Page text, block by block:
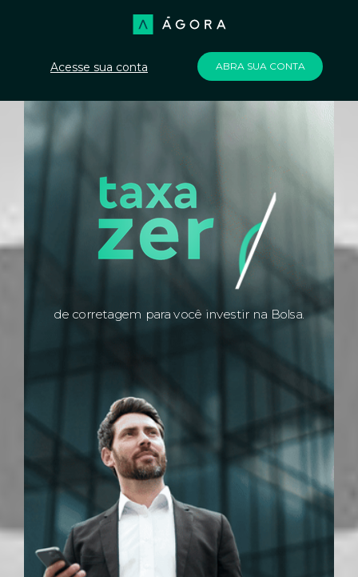
ABRA SUA CONTA
Acesse sua conta
de corretagem para você investir na Bolsa.